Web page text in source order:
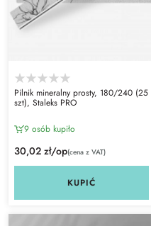
Pilnik mineralny prosty, 180/240 (25
szt), Staleks PRO
9 osób kupiło
30,02 zł/op(cena z VAT)
KUPIĆ